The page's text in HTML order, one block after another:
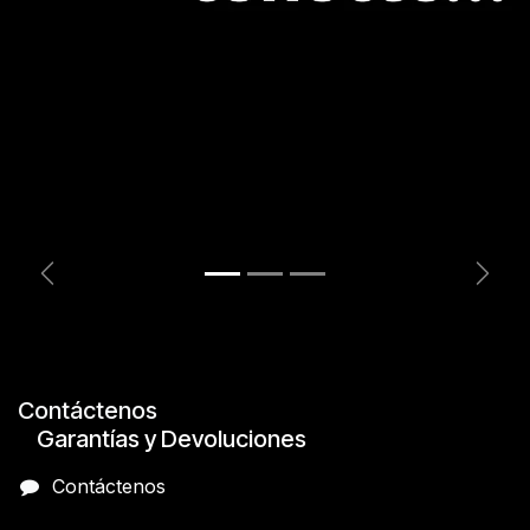
Anterior
Contáctenos
Garantías y Devoluciones
Contáctenos